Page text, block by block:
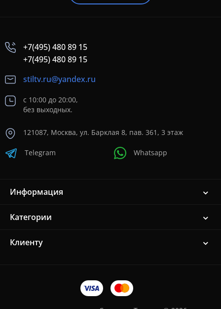
+7(495) 480 89 15
+7(495) 480 89 15
stiltv.ru@yandex.ru
с 10:00 до 20:00,
без выходных.
121087, Москва, ул. Барклая 8, пав. 361, 3 этаж
Telegram Whatsapp
Информация
Категории
Клиенту